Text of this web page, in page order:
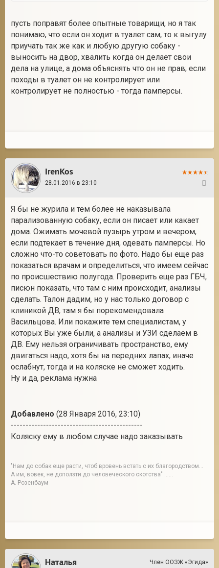
пусть поправят более опытные товарищи, но я так
понимаю, что если он ходит в туалет сам, то к выгулу
приучать так же как и любую другую собаку -
выносить на двор, хвалить когда он делает свои
дела на улице, а дома объяснять что он не прав; если
походы в туалет он не контролирует или
контролирует не полностью - тогда памперсы.
IrenKos
28.01.2016 в 23:10
Я бы не журила и тем более не наказывала
парализованную собаку, если он писает или какает
дома. Ожимать мочевой пузырь утром и вечером,
если подтекает в течение дня, одевать памперсы. Но
сложно что-то советовать по фото. Надо бы еще раз
показаться врачам и определиться, что имеем сейчас
по происшествию полугода. Проверить еще раз ГБЧ,
писюн показать, что там с ним происходит, анализы
сделать. Талон дадим, но у нас только договор с
клиникой ДВ, там я бы порекомендовала
Васильцова. Или покажите тем специалистам, у
которых Вы уже были, а анализы и УЗИ сделаем в
ДВ. Ему нельзя ограничивать пространство, ему
двигаться надо, хотя бы на передних лапах, иначе
ослабнут, тогда и на коляске не сможет ходить.
Ну и да, реклама нужна
Добавлено (28 Января 2016, 23:10)
---------------------------------------------
Коляску ему в любом случае надо заказывать
"Нам до собак еще расти, чтоб вровень встать с их благородством...
А им, вовек, не доползти до человеческого скотства" ......
А. Розенбаум
Наталья
Член ООЗЖ «Эгида»